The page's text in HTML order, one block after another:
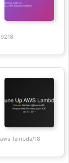
lambda/18